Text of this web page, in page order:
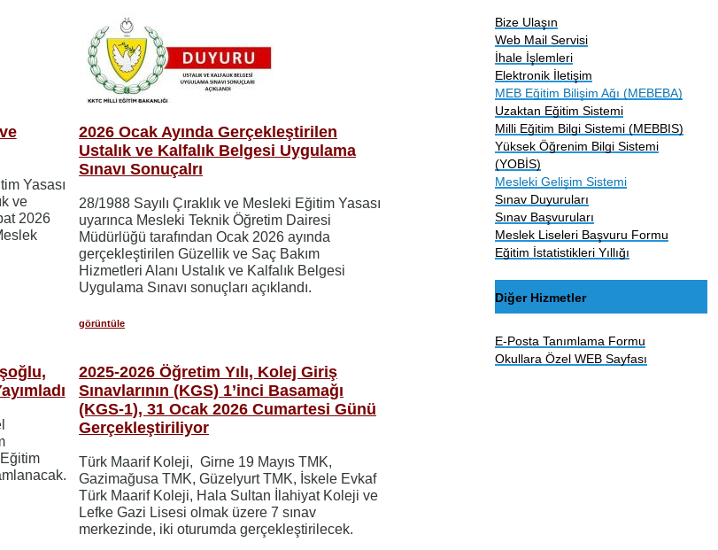
Yasası
ve
2026
2026 Ocak Ayında Gerçekleştirilen
Ustalık ve Kalfalık Belgesi Uygulama
Sınavı Sonuçalrı
28/1988 Sayılı Çıraklık ve Mesleki Eğitim Yasası
uyarınca Mesleki Teknik Öğretim Dairesi
Müdürlüğü tarafından Ocak 2026 ayında
gerçekleştirilen Güzellik ve Saç Bakım
Hizmetleri Alanı Ustalık ve Kalfalık Belgesi
Uygulama Sınavı sonuçları açıklandı.
görüntüle
2025-2026 Öğretim Yılı, Kolej Giriş
Sınavlarının (KGS) 1’inci Basamağı
(KGS-1), 31 Ocak 2026 Cumartesi Günü
Gerçekleştiriliyor
Türk Maarif Koleji, Girne 19 Mayıs TMK,
Gazimağusa TMK, Güzelyurt TMK, İskele Evkaf
Türk Maarif Koleji, Hala Sultan İlahiyat Koleji ve
Lefke Gazi Lisesi olmak üzere 7 sınav
merkezinde, iki oturumda gerçekleştirilecek.
Bize Ulaşın
Web Mail Servisi
İhale İşlemleri
Elektronik İletişim
MEB Eğitim Bilişim Ağı (MEBEBA)
Uzaktan Eğitim Sistemi
Milli Eğitim Bilgi Sistemi (MEBBIS)
Yüksek Öğrenim Bilgi Sistemi
(YOBİS)
Mesleki Gelişim Sistemi
Sınav Duyuruları
Sınav Başvuruları
Meslek Liseleri Başvuru Formu
Eğitim İstatistikleri Yıllığı
Diğer Hizmetler
E-Posta Tanımlama Formu
Okullara Özel WEB Sayfası